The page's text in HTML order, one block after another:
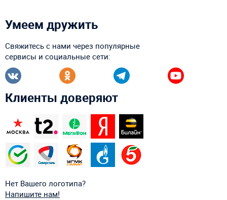
Умеем дружить
Свяжитесь с нами через популярные
сервисы и социальные сети:
Клиенты доверяют
Нет Вашего логотипа?
Напишите нам!